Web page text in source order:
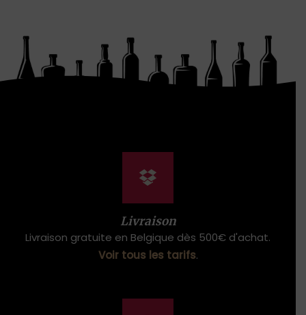
Livraison
Livraison gratuite en Belgique dès 500€ d'achat.
Voir tous les tarifs.